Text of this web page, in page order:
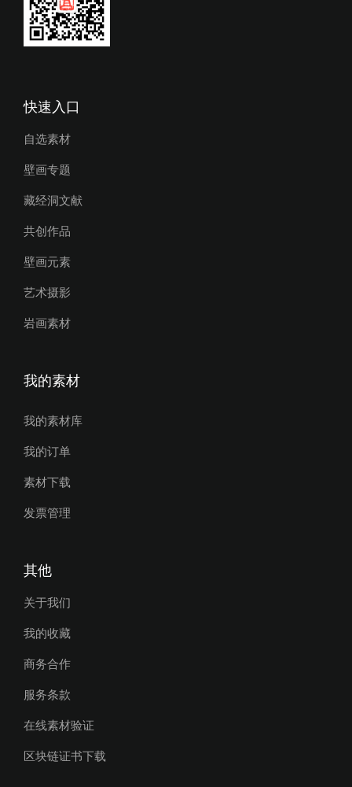
快速入口
自选素材
壁画专题
藏经洞文献
共创作品
壁画元素
艺术摄影
岩画素材
我的素材
我的素材库
我的订单
素材下载
发票管理
其他
关于我们
我的收藏
商务合作
服务条款
在线素材验证
区块链证书下载